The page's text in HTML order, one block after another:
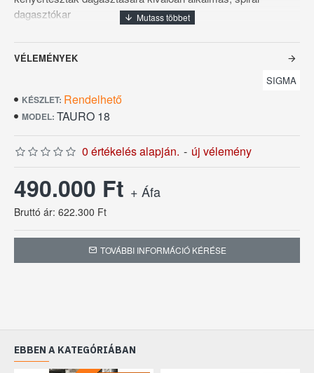
dagasztókar
Űrtartalom: 21 liter (ø360x210h mm)
Maximum liszt kapacitás: 11 kg
Teljesítmény: 0,55 KW
Hálózati feszültség: 230V/1N/50Hz vagy 400V/3N/50Hz
Méret: 380x580x570h mm
Súly: 46 Kg
VÉLEMÉNYEK
KÉSZLET: Rendelhető
MODEL: TAURO 18
SIGMA
0 értékelés alapján. - új vélemény
490.000 Ft + Áfa
Bruttó ár: 622.300 Ft
TOVÁBBI INFORMÁCIÓ KÉRÉSE
EBBEN A KATEGÓRIÁBAN